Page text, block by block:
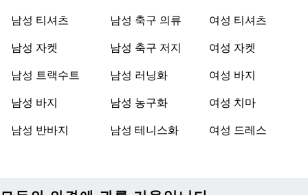
남성 티셔츠
남성 자켓
남성 트랙수트
남성 바지
남성 반바지
남성 축구 의류
남성 축구 저지
남성 러닝화
남성 농구화
남성 테니스화
여성 티셔츠
여성 자켓
여성 바지
여성 치마
여성 드레스